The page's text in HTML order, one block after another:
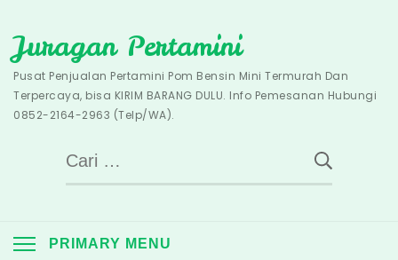
to
content
Juragan Pertamini
Pusat Penjualan Pertamini Pom Bensin Mini Termurah Dan
Terpercaya, bisa KIRIM BARANG DULU. Info Pemesanan Hubungi
0852-2164-2963 (Telp/WA).
Cari
untuk:
PRIMARY MENU